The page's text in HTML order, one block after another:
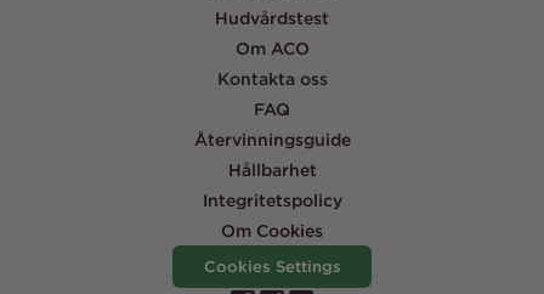
Hudvårdstest
Om ACO
Kontakta oss
FAQ
Återvinningsguide
Hållbarhet
Integritetspolicy
Om Cookies
Cookies Settings